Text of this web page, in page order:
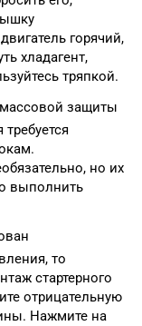
горячий,
хладагент,
тряпкой.
защиты
но их
выполнить
то
стартерного
отрицательную
Нажмите на